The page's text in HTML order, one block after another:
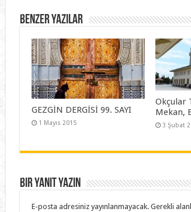
Benzer Yazılar
GEZGİN DERGİSİ 99. SAYI
1 Mayıs 2015
Okçular
Mekan,
3 Şubat
Bir yanıt yazın
E-posta adresiniz yayınlanmayacak. Gerekli